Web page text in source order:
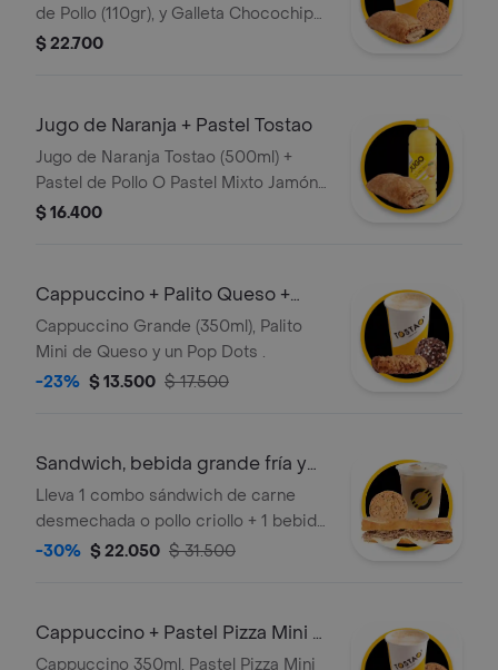
de Pollo (110gr), y Galleta Chocochips
o avena (50gr)
$ 22.700
Jugo de Naranja + Pastel Tostao
Jugo de Naranja Tostao (500ml) +
Pastel de Pollo O Pastel Mixto Jamón
Y Queso (110gr)
$ 16.400
Cappuccino + Palito Queso +
Pop Dots
Cappuccino Grande (350ml), Palito
Mini de Queso y un Pop Dots .
-23% $ 13.500 $ 17.500
Sandwich, bebida grande fría y
gallleta
Lleva 1 combo sándwich de carne
desmechada o pollo criollo + 1 bebida
grande 350 ml + 1 galleta
-30% $ 22.050 $ 31.500
Cappuccino + Pastel Pizza Mini +
Galleta
Cappuccino 350ml, Pastel Pizza Mini